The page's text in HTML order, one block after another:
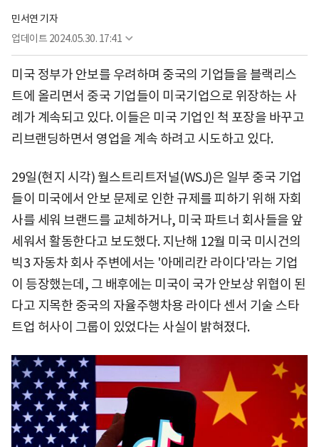
민서연 기자
업데이트 2024.05.30. 17:41
미국 정부가 안보를 우려하며 중국의 기업들을 블랙리스
트에 올리면서 중국 기업들이 미국기업으로 위장하는 사
례가 계속되고 있다. 이들은 미국 기업인 척 포장을 바꾸고
리브랜딩하면서 영업을 계속 하려고 시도하고 있다.
29일(현지 시각) 월스트리트저널(WSJ)은 일부 중국 기업
들이 미국에서 안보 문제로 인한 규제를 피하기 위해 자회
사를 세워 브랜드를 교체하거나, 미국 파트너 회사들을 앞
세워서 활동한다고 보도했다. 지난해 12월 미국 미시건의
빅3 자동차 회사 주변에서는 '아메리칸 라이다'라는 기업
이 등장했는데, 그 배후에는 미국이 국가 안보상 위협이 된
다고 지목한 중국의 자율주행차용 라이다 센서 기술 스타
트업 허사이 그룹이 있었다는 사실이 밝혀졌다.